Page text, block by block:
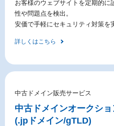
お客様のウェブサイトを定期的に
性や問題点を検出。
安価で手軽にセキュリティ対策を
詳しくはこちら
中古ドメイン販売サービス
中古ドメインオークショ
(.jpドメイン/gTLD)